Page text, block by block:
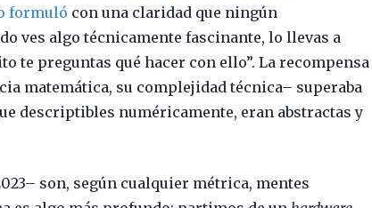
formuló con una claridad que ningún
ves algo técnicamente fascinante, lo llevas a
te preguntas qué hacer con ello”. La recompensa
matemática, su complejidad técnica– superaba
descriptibles numéricamente, eran abstractas y
son, según cualquier métrica, mentes